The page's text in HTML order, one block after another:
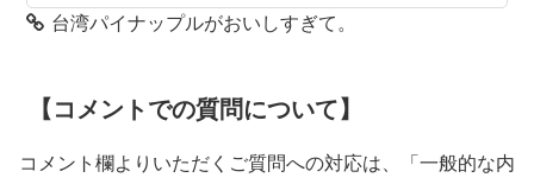
台湾パイナップルがおいしすぎて。
【コメントでの質問について】
コメント欄よりいただくご質問への対応は、「一般的な内